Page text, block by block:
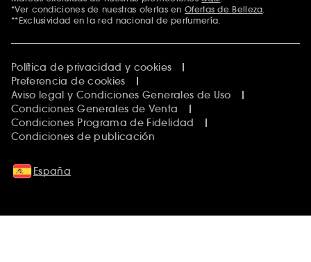
*Ver condiciones de nuestras ofertas en Ofertas de Belleza
**Exclusividad en la red nacional de perfumería.
Política de privacidad y cookies
Preferencia de cookies
Aviso legal y Condiciones Generales de Uso
Condiciones Generales de Venta
Condiciones Programa de Fidelidad
Condiciones de publicación
España